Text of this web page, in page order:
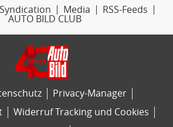
Syndication Media
RSS-Feeds
AUTO BILD CLUB
Privacy-Manager
Widerruf Tracking und Cookies